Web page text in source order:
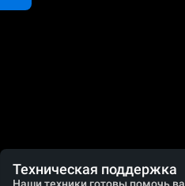
Техническая поддержка